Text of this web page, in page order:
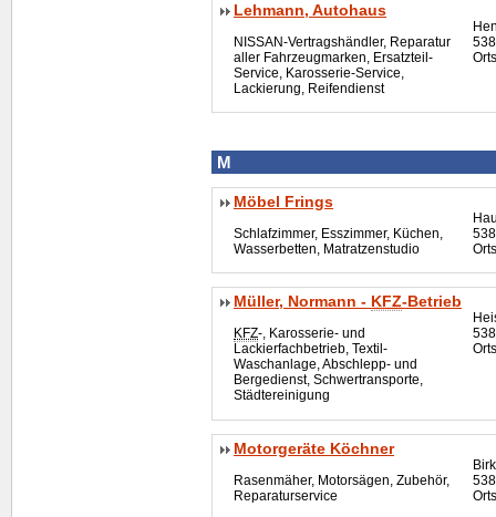
Lehmann, Autohaus
NISSAN-Vertragshändler, Reparatur
aller Fahrzeugmarken, Ersatzteil-
Service, Karosserie-Service,
Lackierung, Reifendienst
M
Möbel Frings
Schlafzimmer, Esszimmer, Küchen,
Wasserbetten, Matratzenstudio
Müller, Normann - KFZ-Betrieb
KFZ-, Karosserie- und
Lackierfachbetrieb, Textil-
Waschanlage, Abschlepp- und
Bergedienst, Schwertransporte,
Städtereinigung
Motorgeräte Köchner
Rasenmäher, Motorsägen, Zubehör,
Reparaturservice